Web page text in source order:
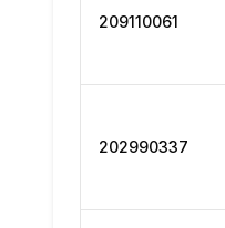
209110061
202990337